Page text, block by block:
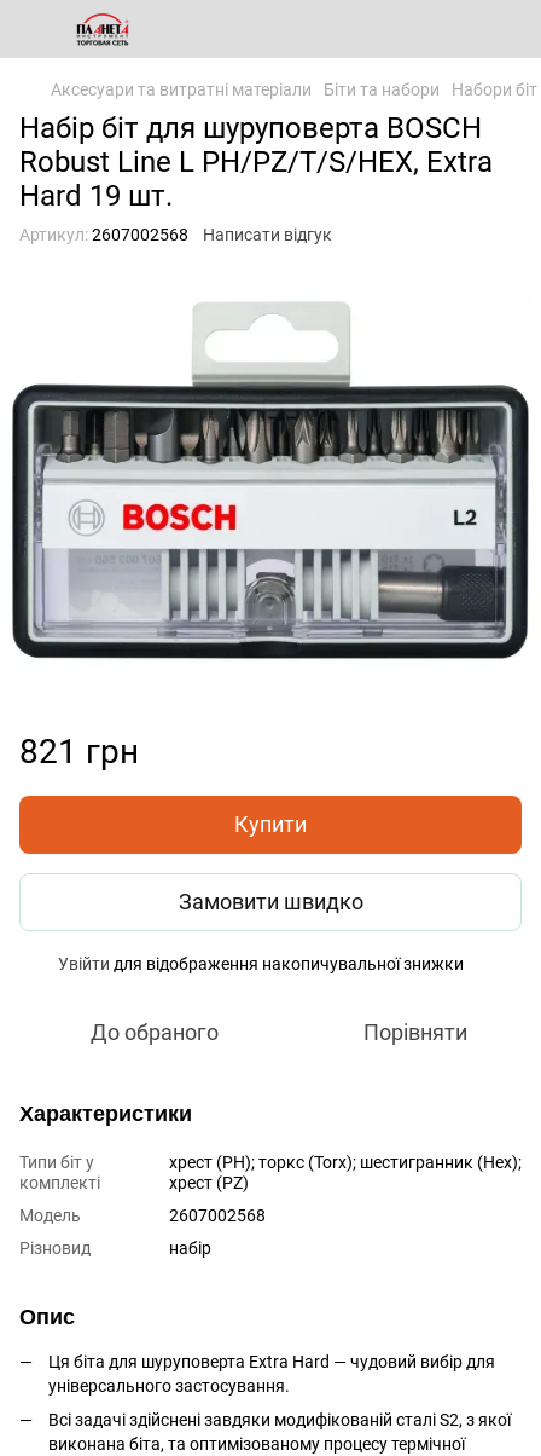
Аксесуари та витратні матеріали Біти та набори Набори біт
Набір біт для шуруповерта BOSCH
Robust Line L PH/PZ/T/S/HEX, Extra
Hard 19 шт.
Артикул:2607002568 Написати відгук
821 грн
Купити
Замовити швидко
Увійти для відображення накопичувальної знижки
До обраного Порівняти
Характеристики
Типи біт у
комплекті
хрест (PH); торкс (Torx); шестигранник (Hex);
хрест (PZ)
Модель
2607002568
Різновид
набір
Опис
Ця біта для шуруповерта Extra Hard — чудовий вибір для
універсального застосування.
Всі задачі здійснені завдяки модифікованій сталі S2, з якої
виконана біта, та оптимізованому процесу термічної